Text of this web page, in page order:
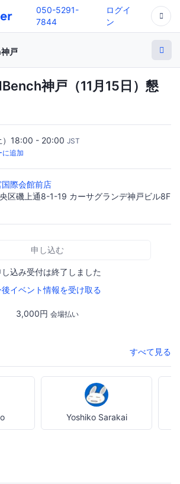
050-5291-
7844
ログイ
ン
戸
神戸（11月15日）懇
）18:00 - 20:00 JST
に追加
際会館前店
区磯上通8-1-19 カーサグランデ神戸ビル8F
申し込む
し込み受付は終了しました
後イベント情報を受け取る
3,000円 会場払い
すべて見る
Yoshiko Sarakai